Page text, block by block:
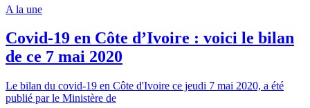
A la une
Covid-19 en Côte d’Ivoire : voici le bilan
de ce 7 mai 2020
Le bilan du covid-19 en Côte d'Ivoire ce jeudi 7 mai 2020, a été
publié par le Ministère de